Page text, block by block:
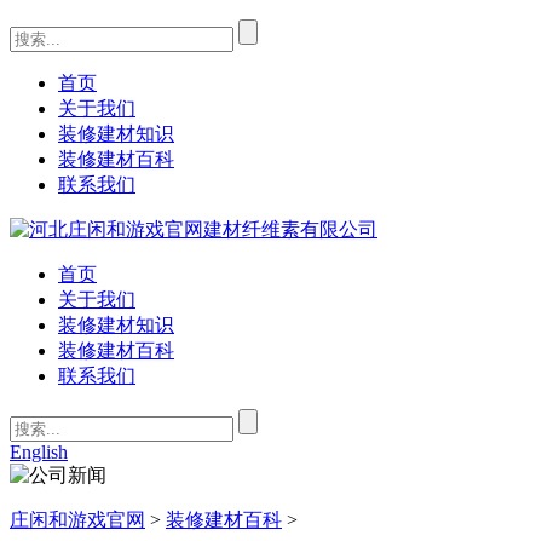
首页
关于我们
装修建材知识
装修建材百科
联系我们
首页
关于我们
装修建材知识
装修建材百科
联系我们
English
庄闲和游戏官网 > 装修建材百科 >